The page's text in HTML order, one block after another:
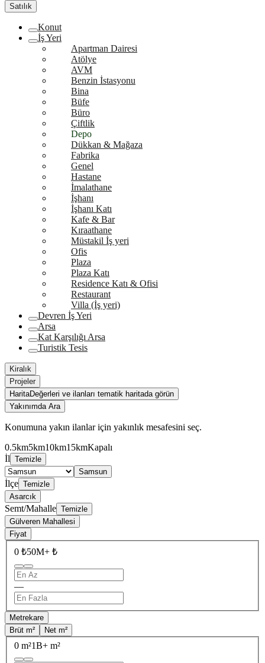
Satılık
Konut
İş Yeri
Apartman Dairesi
Atölye
AVM
Benzin İstasyonu
Bina
Büfe
Büro
Çiftlik
Depo
Dükkan & Mağaza
Fabrika
Genel
Hastane
İmalathane
İşhanı
İşhanı Katı
Kafe & Bar
Kıraathane
Müstakil İş yeri
Ofis
Plaza
Plaza Katı
Residence Katı & Ofisi
Restaurant
Villa (İş yeri)
Devren İş Yeri
Arsa
Kat Karşılığı Arsa
Turistik Tesis
Kiralık
Projeler
HaritaDeğerleri ve ilanları tematik haritada görün
Yakınımda Ara
Konumuna yakın ilanlar için yakınlık mesafesini seç.
0.5km5km10km15kmKapalı
İl Temizle
Samsun
İlçe Temizle
Asarcık
Semt/Mahalle Temizle
Gülveren Mahallesi
Fiyat
0 ₺50M+ ₺
—
Metrekare
Brüt m²
Net m²
0 m²1B+ m²